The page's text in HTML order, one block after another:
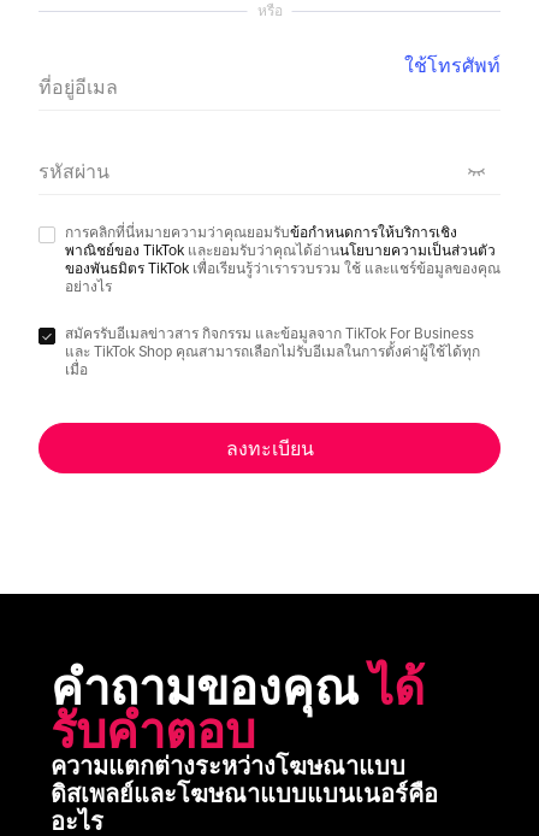
หรือ
ที่อยู่อีเมล
ใช้โทรศัพท์
รหัสผ่าน
การคลิกที่นี่หมายความว่าคุณยอมรับข้อกำหนดการให้บริการเชิง
พาณิชย์ของ TikTok และยอมรับว่าคุณได้อ่านนโยบายความเป็นส่วนตัว
ของพันธมิตร TikTok เพื่อเรียนรู้ว่าเรารวบรวม ใช้ และแชร์ข้อมูลของคุณ
อย่างไร
สมัครรับอีเมลข่าวสาร กิจกรรม และข้อมูลจาก TikTok For Business
และ TikTok Shop คุณสามารถเลือกไม่รับอีเมลในการตั้งค่าผู้ใช้ได้ทุก
เมื่อ
ลงทะเบียน
คำถามของคุณ ได้
รับคำตอบ
ความแตกต่างระหว่างโฆษณาแบบ
ดิสเพลย์และโฆษณาแบบแบนเนอร์คือ
อะไร